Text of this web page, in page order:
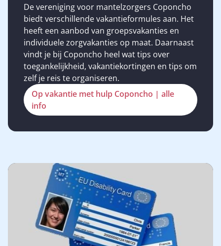
De vereniging voor mantelzorgers Coponcho
biedt verschillende vakantieformules aan. Het
heeft een aanbod van groepsvakanties en
individuele zorgvakanties op maat. Daarnaast
vindt je bij Coponcho heel wat tips over
toegankelijkheid, vakantiekortingen en tips om
zelf je reis te organiseren.
Op vakantie met hulp Coponcho | alle
info